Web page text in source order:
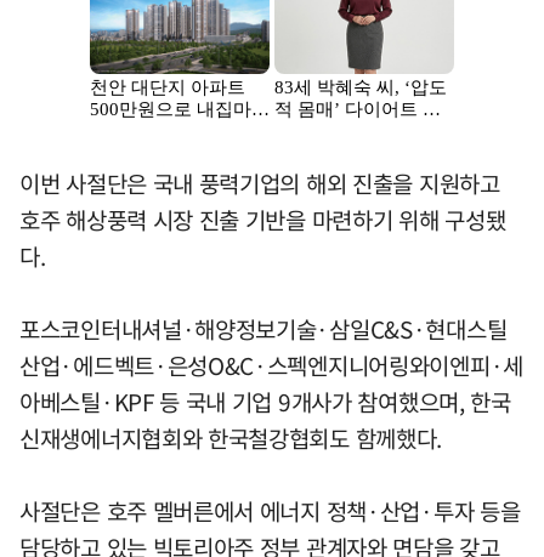
이번 사절단은 국내 풍력기업의 해외 진출을 지원하고
호주 해상풍력 시장 진출 기반을 마련하기 위해 구성됐
다.
포스코인터내셔널·해양정보기술·삼일C&S·현대스틸
산업·에드벡트·은성O&C·스펙엔지니어링와이엔피·세
아베스틸·KPF 등 국내 기업 9개사가 참여했으며, 한국
신재생에너지협회와 한국철강협회도 함께했다.
사절단은 호주 멜버른에서 에너지 정책·산업·투자 등을
담당하고 있는 빅토리아주 정부 관계자와 면담을 갖고